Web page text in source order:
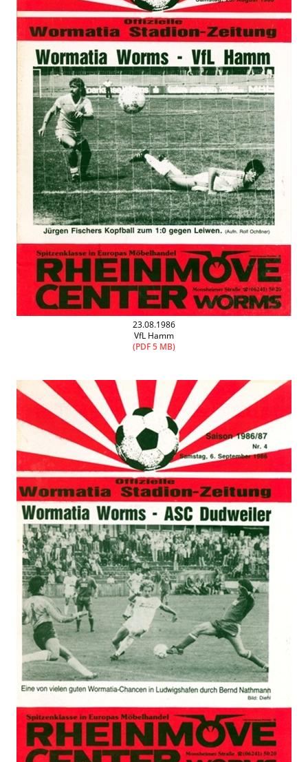
23.08.1986
VfL Hamm
(PDF 5 MB)